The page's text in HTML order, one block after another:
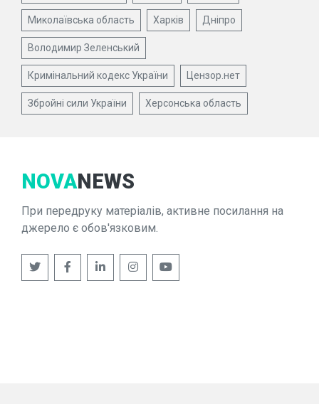
Миколаївська область Харків Дніпро
Володимир Зеленський
Кримінальний кодекс України Цензор.нет
Збройні сили України Херсонська область
NOVANEWS
При передруку матеріалів, активне посилання на
джерело є обов'язковим.